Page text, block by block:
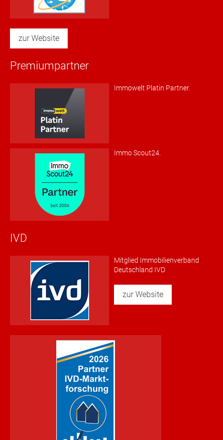
zur Website
Premiumpartner
Immowelt Platin Partner.
Immo Scout24.
IVD
Mitglied Immobilienverband
Deutschland IVD
zur Website